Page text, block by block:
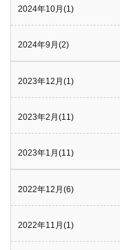
2024年10月(1)
2024年9月(2)
2023年12月(1)
2023年2月(11)
2023年1月(11)
2022年12月(6)
2022年11月(1)